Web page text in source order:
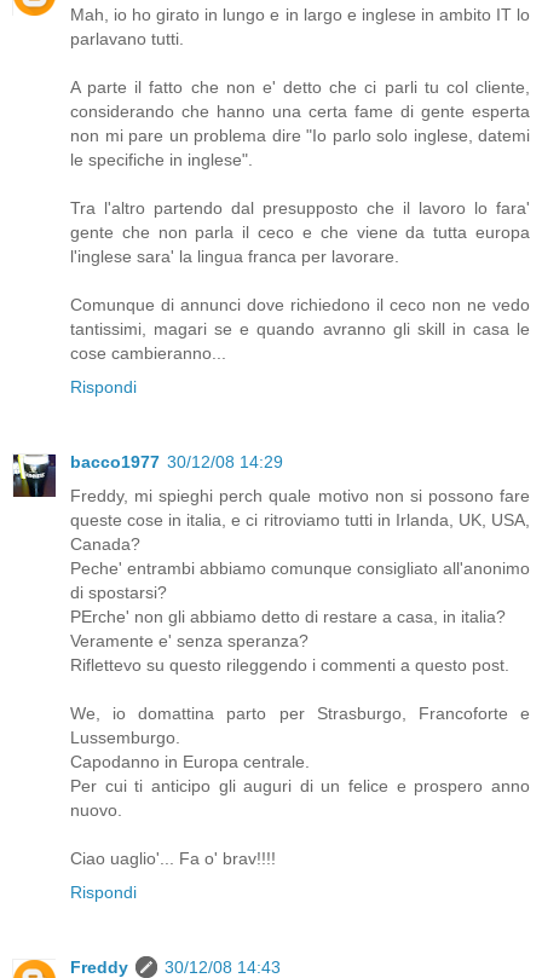
Mah, io ho girato in lungo e in largo e inglese in ambito IT lo
parlavano tutti.
A parte il fatto che non e' detto che ci parli tu col cliente,
considerando che hanno una certa fame di gente esperta
non mi pare un problema dire "Io parlo solo inglese, datemi
le specifiche in inglese".
Tra l'altro partendo dal presupposto che il lavoro lo fara'
gente che non parla il ceco e che viene da tutta europa
l'inglese sara' la lingua franca per lavorare.
Comunque di annunci dove richiedono il ceco non ne vedo
tantissimi, magari se e quando avranno gli skill in casa le
cose cambieranno...
Rispondi
bacco1977 30/12/08 14:29
Freddy, mi spieghi perch quale motivo non si possono fare
queste cose in italia, e ci ritroviamo tutti in Irlanda, UK, USA,
Canada?
Peche' entrambi abbiamo comunque consigliato all'anonimo
di spostarsi?
PErche' non gli abbiamo detto di restare a casa, in italia?
Veramente e' senza speranza?
Riflettevo su questo rileggendo i commenti a questo post.
We, io domattina parto per Strasburgo, Francoforte e
Lussemburgo.
Capodanno in Europa centrale.
Per cui ti anticipo gli auguri di un felice e prospero anno
nuovo.
Ciao uaglio'... Fa o' brav!!!!
Rispondi
Freddy
30/12/08 14:43